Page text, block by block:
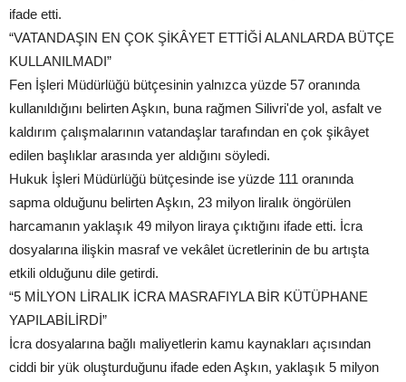
ifade etti.
“VATANDAŞIN EN ÇOK ŞİKÂYET ETTİĞİ ALANLARDA BÜTÇE
KULLANILMADI”
Fen İşleri Müdürlüğü bütçesinin yalnızca yüzde 57 oranında
kullanıldığını belirten Aşkın, buna rağmen Silivri'de yol, asfalt ve
kaldırım çalışmalarının vatandaşlar tarafından en çok şikâyet
edilen başlıklar arasında yer aldığını söyledi.
Hukuk İşleri Müdürlüğü bütçesinde ise yüzde 111 oranında
sapma olduğunu belirten Aşkın, 23 milyon liralık öngörülen
harcamanın yaklaşık 49 milyon liraya çıktığını ifade etti. İcra
dosyalarına ilişkin masraf ve vekâlet ücretlerinin de bu artışta
etkili olduğunu dile getirdi.
“5 MİLYON LİRALIK İCRA MASRAFIYLA BİR KÜTÜPHANE
YAPILABİLİRDİ”
İcra dosyalarına bağlı maliyetlerin kamu kaynakları açısından
ciddi bir yük oluşturduğunu ifade eden Aşkın, yaklaşık 5 milyon